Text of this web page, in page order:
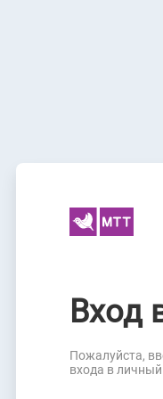
Вход
Пожалуйста,
входа в